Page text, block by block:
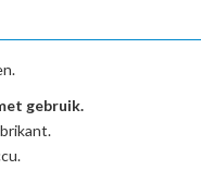
gebruik.
.